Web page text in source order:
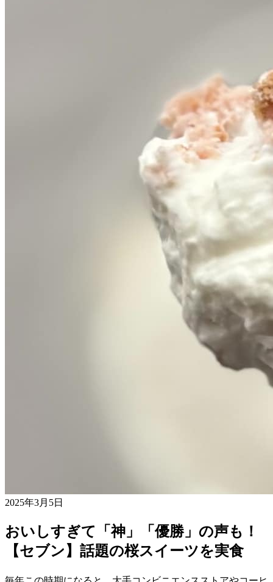
2025年3月5日
おいしすぎて「神」「優勝」の声も！
【セブン】話題の桜スイーツを実食